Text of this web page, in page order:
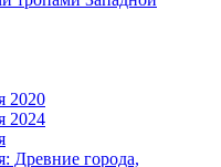
2020
2024
Древние города,